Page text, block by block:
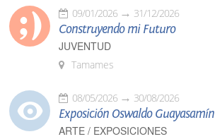
09/01/2026 31/12/2026
Construyendo mi Futuro
JUVENTUD
Tamames
08/05/2026 30/08/2026
Exposición Oswaldo Guayasamín
ARTE / EXPOSICIONES